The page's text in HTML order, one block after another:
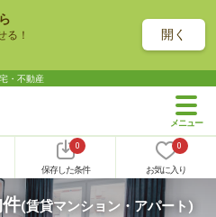
る！ 開く
・不動産
0
保存した条件
0
お気に入り
(賃貸マンション・アパート)